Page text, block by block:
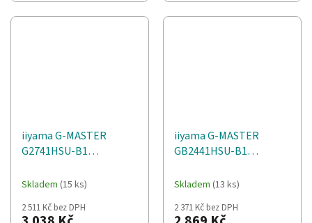
iiyama G-MASTER
G2741HSU-B1
cm (27") 1920 x 1080 px
Skladem (15 ks)
2 511 Kč bez DPH
iiyama G-MASTER
GB2441HSU-B1
cm (23.8") 1920 x 1080
Skladem (13 ks)
2 371 Kč bez DPH